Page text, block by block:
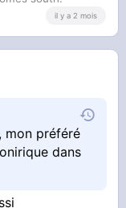
il y a 2 mois
mon préféré
dans